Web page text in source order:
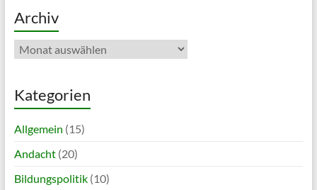
Archiv
Archiv
Kategorien
Allgemein (15)
Andacht(20)
Bildungspolitik(10)